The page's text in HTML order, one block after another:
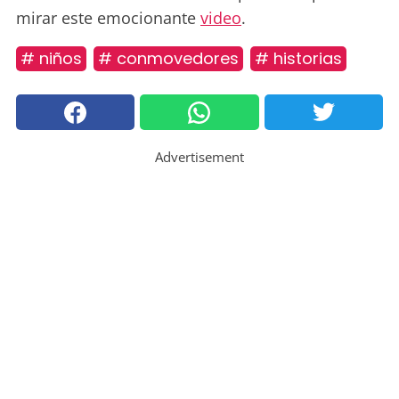
mirar este emocionante video.
# niños # conmovedores # historias
Advertisement